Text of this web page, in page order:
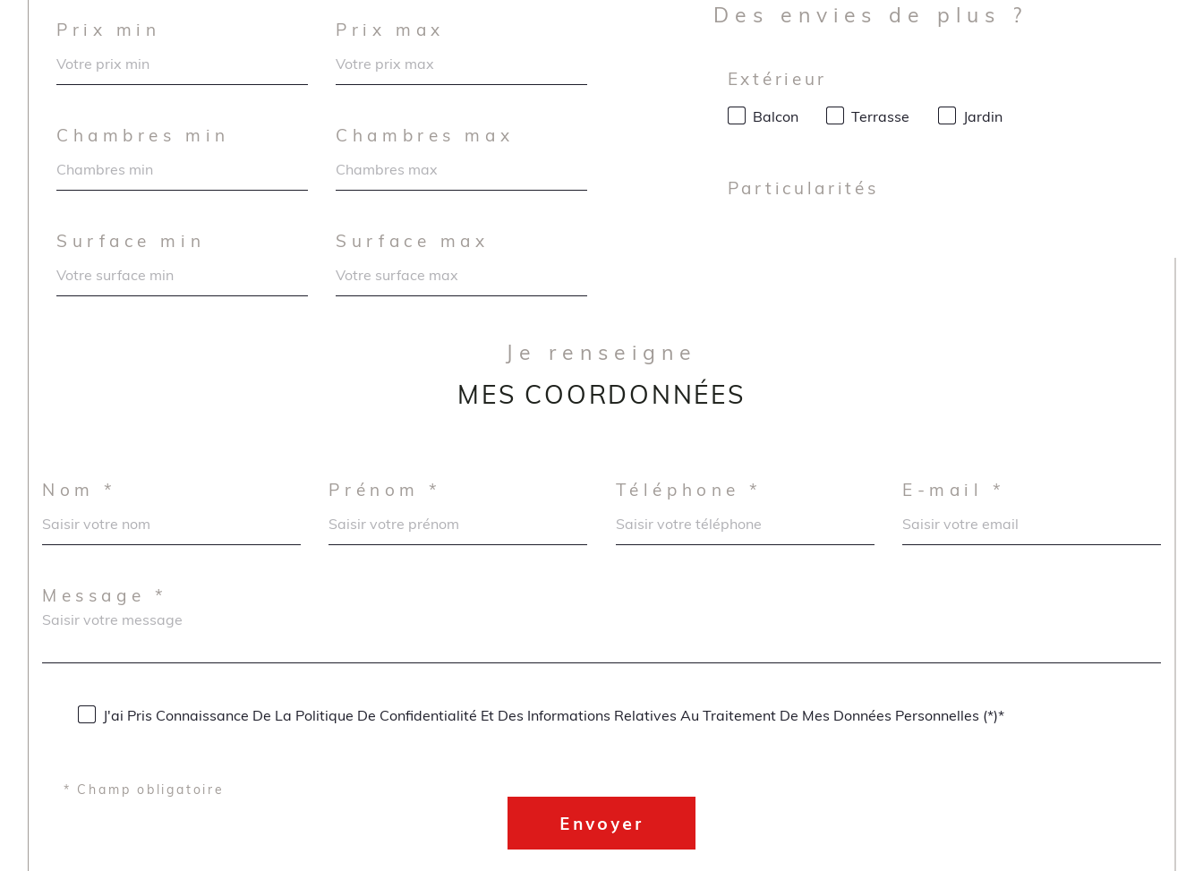
Prix min Prix max
Chambres min Chambres max
Surface min Surface max
Des envies de plus ?
Extérieur
Balcon Terrasse Jardin
Particularités
Je renseigne
MES COORDONNÉES
Nom * Prénom * Téléphone * E-mail *
Message *
J'ai Pris Connaissance De La Politique De Confidentialité Et Des Informations Relatives Au Traitement De Mes Données Personnelles (*)*
* Champ obligatoire
Envoyer